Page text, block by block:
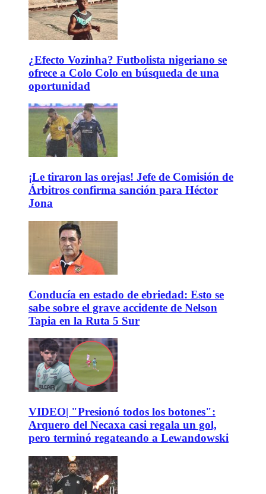
¿Efecto Vozinha? Futbolista nigeriano se
ofrece a Colo Colo en búsqueda de una
oportunidad
¡Le tiraron las orejas! Jefe de Comisión de
Árbitros confirma sanción para Héctor
Jona
Conducía en estado de ebriedad: Esto se
sabe sobre el grave accidente de Nelson
Tapia en la Ruta 5 Sur
VIDEO| "Presionó todos los botones":
Arquero del Necaxa casi regala un gol,
pero terminó regateando a Lewandowski